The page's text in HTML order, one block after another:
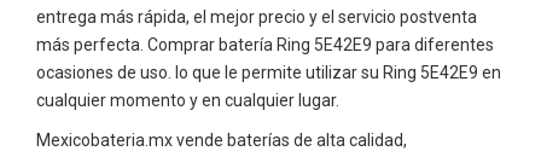
entrega más rápida, el mejor precio y el servicio postventa
más perfecta. Comprar batería Ring 5E42E9 para diferentes
ocasiones de uso. lo que le permite utilizar su Ring 5E42E9 en
cualquier momento y en cualquier lugar.
Mexicobateria.mx vende baterías de alta calidad,